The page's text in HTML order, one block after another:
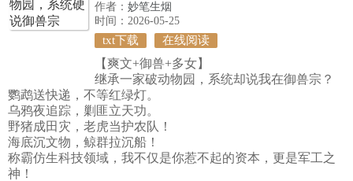
作者： 妙笔生烟
时间：2026-05-25
txt下载 在线阅读
【爽文+御兽+多女】
继承一家破动物园，系统却说我在御兽宗？
鹦鹉送快递，不等红绿灯。
乌鸦夜追踪，剿匪立天功。
野猪成田灾，老虎当护农队！
海底沉文物，鲸群拉沉船！
称霸仿生科技领域，我不仅是你惹不起的资本，更是军工之
神！